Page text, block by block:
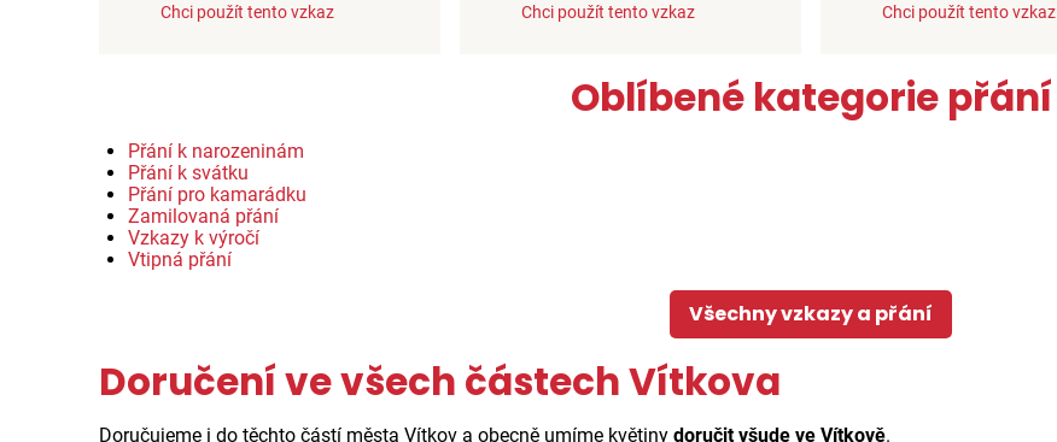
Chci použít tento vzkaz Chci použít tento vzkaz Chci použít tento vzkaz
Oblíbené kategorie přání
Přání k narozeninám
Přání k svátku
Přání pro kamarádku
Zamilovaná přání
Vzkazy k výročí
Vtipná přání
Všechny vzkazy a přání
Doručení ve všech částech Vítkova
Doručujeme i do těchto částí města Vítkov a obecně umíme květiny doručit všude ve Vítkově.